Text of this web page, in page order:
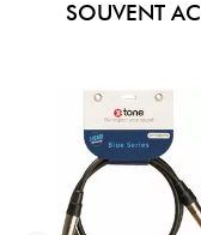
SOUVENT